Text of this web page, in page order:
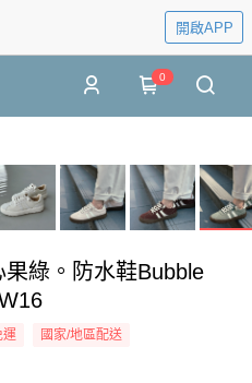
開啟APP
0
綠。防水鞋Bubble
國家/地區配送